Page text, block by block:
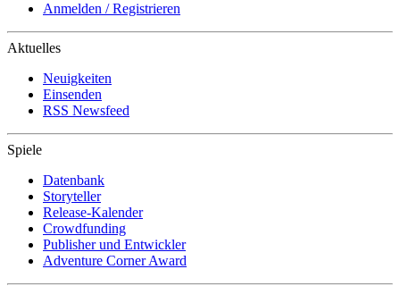
Anmelden / Registrieren
Aktuelles
Neuigkeiten
Einsenden
RSS Newsfeed
Spiele
Datenbank
Storyteller
Release-Kalender
Crowdfunding
Publisher und Entwickler
Adventure Corner Award